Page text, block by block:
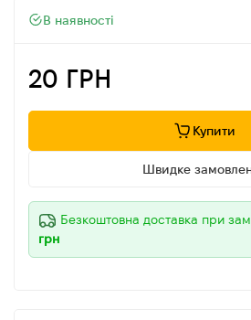
В наявності
20 ГРН
Купити
Швидке
Безкоштовна доставка при
грн